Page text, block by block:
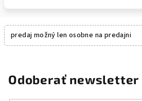
predaj možný len osobne na predajni
Odoberať newsletter